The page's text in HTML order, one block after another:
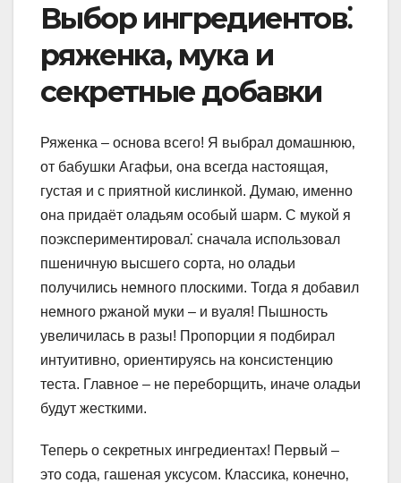
Выбор ингредиентов⁚
ряженка‚ мука и
секретные добавки
Ряженка – основа всего! Я выбрал домашнюю‚
от бабушки Агафьи‚ она всегда настоящая‚
густая и с приятной кислинкой. Думаю‚ именно
она придаёт оладьям особый шарм. С мукой я
поэкспериментировал⁚ сначала использовал
пшеничную высшего сорта‚ но оладьи
получились немного плоскими. Тогда я добавил
немного ржаной муки – и вуаля! Пышность
увеличилась в разы! Пропорции я подбирал
интуитивно‚ ориентируясь на консистенцию
теста. Главное – не переборщить‚ иначе оладьи
будут жесткими.
Теперь о секретных ингредиентах! Первый –
это сода‚ гашеная уксусом. Классика‚ конечно‚